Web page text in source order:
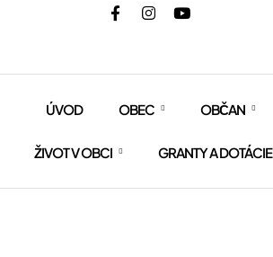
ÚVOD OBEC OBČAN
ŽIVOT V OBCI GRANTY A DOTÁCIE